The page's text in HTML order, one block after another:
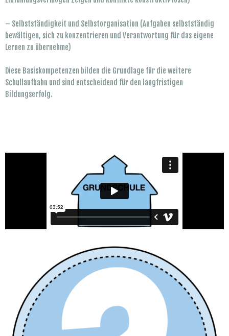
– Selbstständigkeit und Selbstorganisation (Aufgaben selbstständig
bewältigen, sich zu konzentrieren und Verantwortung für das eigene
Lernen zu übernehme)
Diese Basiskompetenzen bilden die Grundlage für die weitere
Schullaufbahn und sind entscheidend für den langfristigen
Bildungserfolg.